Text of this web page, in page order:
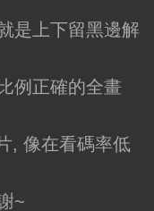
是上下留黑邊解
例正確的全畫
, 像在看碼率低
~